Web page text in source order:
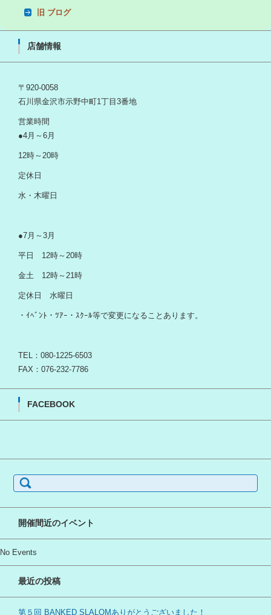
旧 ブログ
店舗情報
〒920-0058
石川県金沢市示野中町1丁目3番地
営業時間
●4月～6月
12時～20時
定休日
水・木曜日
●7月～3月
平日 12時～20時
金土 12時～21時
定休日 水曜日
・ｲﾍﾞﾝﾄ・ﾂｱｰ・ｽｸｰﾙ等で変更になることあります。
TEL：080-1225-6503
FAX：076-232-7786
FACEBOOK
索:
開催間近のイベント
No Events
最近の投稿
第５回 BANKED SLALOMありがとうございました！